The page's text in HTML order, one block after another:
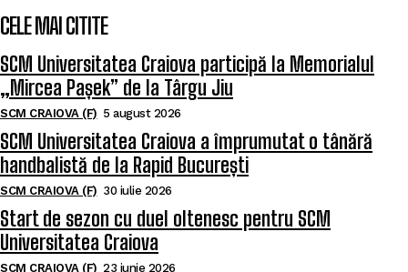
CELE MAI CITITE
SCM Universitatea Craiova participă la Memorialul
„Mircea Pașek” de la Târgu Jiu
SCM CRAIOVA (F) 5 august 2026
SCM Universitatea Craiova a împrumutat o tânără
handbalistă de la Rapid București
SCM CRAIOVA (F) 30 iulie 2026
Start de sezon cu duel oltenesc pentru SCM
Universitatea Craiova
SCM CRAIOVA (F) 23 iunie 2026